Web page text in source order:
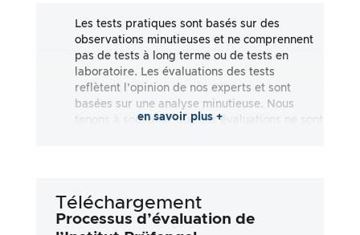
Les tests pratiques sont basés sur des
observations minutieuses et ne comprennent
pas de tests à long terme ou de tests en
laboratoire. Les évaluations des tests
reflètent l’opinion de nos experts et sont
basées sur une analyse minutieuse. Nous
tenons à souligner que ces évaluations ne sont
responsabilité ne soit assumée quant à
l’exactitude ou à l’exhaustivité des résultats
des tests. Il est important de noter que nos
en savoir plus +
Téléchargement
Processus d’évaluation de